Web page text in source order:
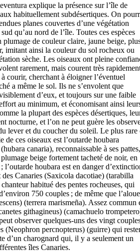
explique la présence sur l’île de
habituellement subdésertiques. On
planes couvertes d’une végétation
qu’au nord de l’île. Toutes ces espèces
plumage de couleur claire, jaune beige,
imitant ainsi la couleur du sol rocheux ou
sèche. Les oiseaux ont pleine
rarement, mais courent très
courir, cherchant à éloigner l’éventuel
a même le sol. Ils ne s’envolent que
d’eux, et toujours sur une faible
au minimum, et économisant ainsi
la plupart des espèces désertiques,
nocturne, et l’on ne peut guère les
lever et du coucher du soleil. Le plus rare
de ces oiseaux est l’outarde houbara
hubara canaria), reconnaissable à ses
beige fortement tacheté de noir, en
l’outarde houbara est en danger
Canaries (Saxicola dacotiae) (tarabilla
habitué des pentes rocheuses, qui
750 couples ; de même que
) (terrera marismeña). Assez commun
githagineus) (camachuelo trompetero
observer quelques-uns des vingt
(Neophron percnopterus) (guirre) qui
d’un charognard qui, il y a seulement un
îles Canaries.